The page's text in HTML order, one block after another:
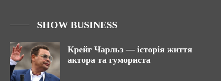
SHOW BUSINESS
Крейг Чарльз — історія життя
актора та гумориста